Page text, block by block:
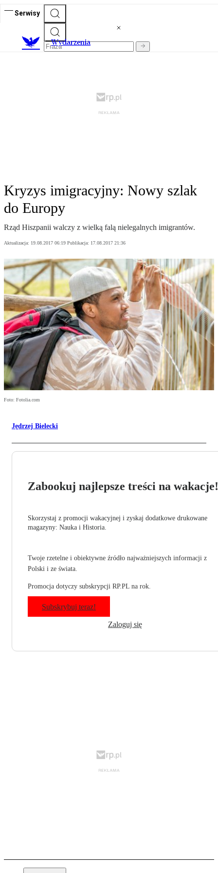
Serwisy
Wydarzenia
Kryzys imigracyjny: Nowy szlak
do Europy
Rząd Hiszpanii walczy z wielką falą nielegalnych imigrantów.
Aktualizacja: 19.08.2017 06:19 Publikacja: 17.08.2017 21:36
Foto: Fotolia.com
Jędrzej Bielecki
Zabookuj najlepsze treści na wakacje!
Skorzystaj z promocji wakacyjnej i zyskaj dodatkowe drukowane
magazyny: Nauka i Historia.
Twoje rzetelne i obiektywne źródło najważniejszych informacji z
Polski i ze świata.
Promocja dotyczy subskrypcji RP.PL na rok.
Subskrybuj teraz!
Zaloguj się